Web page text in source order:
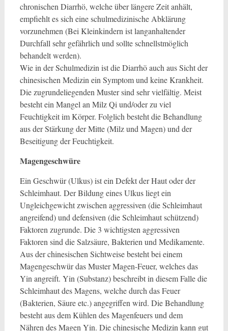
chronischen Diarrhö, welche über längere Zeit anhält,
empfiehlt es sich eine schulmedizinische Abklärung
vorzunehmen (Bei Kleinkindern ist langanhaltender
Durchfall sehr gefährlich und sollte schnellstmöglich
behandelt werden).
Wie in der Schulmedizin ist die Diarrhö auch aus Sicht der
chinesischen Medizin ein Symptom und keine Krankheit.
Die zugrundeliegenden Muster sind sehr vielfältig. Meist
besteht ein Mangel an Milz Qi und/oder zu viel
Feuchtigkeit im Körper. Folglich besteht die Behandlung
aus der Stärkung der Mitte (Milz und Magen) und der
Beseitigung der Feuchtigkeit.
Magengeschwüre
Ein Geschwür (Ulkus) ist ein Defekt der Haut oder der
Schleimhaut. Der Bildung eines Ulkus liegt ein
Ungleichgewicht zwischen aggressiven (die Schleimhaut
angreifend) und defensiven (die Schleimhaut schützend)
Faktoren zugrunde. Die 3 wichtigsten aggressiven
Faktoren sind die Salzsäure, Bakterien und Medikamente.
Aus der chinesischen Sichtweise besteht bei einem
Magengeschwür das Muster Magen-Feuer, welches das
Yin angreift. Yin (Substanz) beschreibt in diesem Falle die
Schleimhaut des Magens, welche durch das Feuer
(Bakterien, Säure etc.) angegriffen wird. Die Behandlung
besteht aus dem Kühlen des Magenfeuers und dem
Nähren des Magen Yin. Die chinesische Medizin kann gut